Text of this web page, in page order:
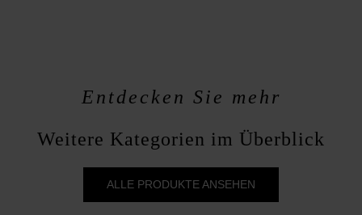
Entdecken Sie mehr
Weitere Kategorien im Überblick
ALLE PRODUKTE ANSEHEN